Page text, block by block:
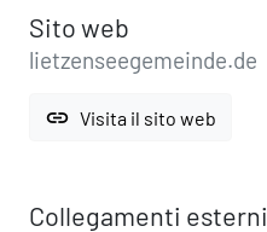
Sito web
lietzenseegemeinde.de
link Visita il sito web
Collegamenti esterni